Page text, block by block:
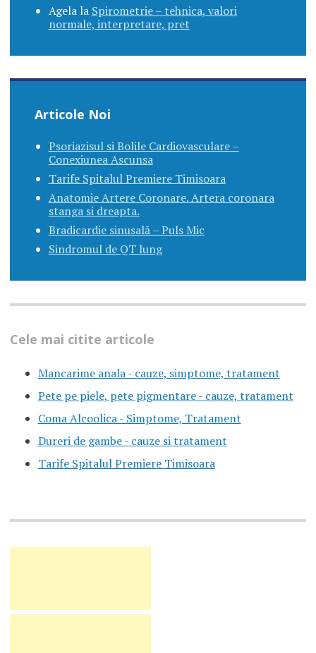
Agelala Spirometrie – tehnica, valori
normale, interpretare, pret
Articole Noi
Psoriazisul si Bolile Cardiovasculare –
Conexiunea Ascunsa
Tarife Spitalul Premiere Timisoara
Anatomie Artere Coronare. Artera coronara
stanga si dreapta.
Bradicardie sinusală – Puls Mic
Sindromul de QT lung
Cele mai citite articole
Mancarime anala - cauze, simptome, tratament
Pete pe piele, pete pigmentare - cauze, tratament
Coma Alcoolica - Simptome, Tratament
Dureri de gambe - cauze si tratament
Tarife Spitalul Premiere Timisoara